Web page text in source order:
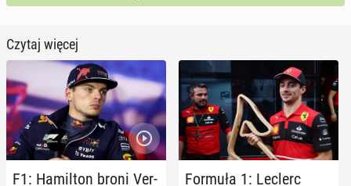
Czytaj więcej
F1: Ha­mil­ton broni Ver­ Formuła 1: Leclerc